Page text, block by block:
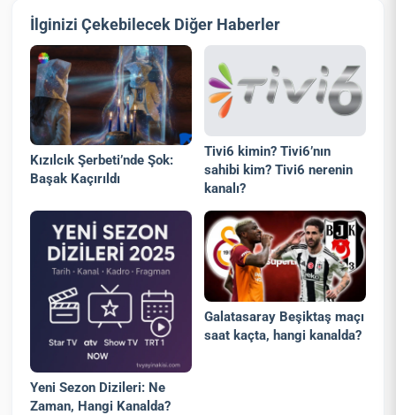
İlginizi Çekebilecek Diğer Haberler
Kızılcık Şerbeti’nde Şok:
Başak Kaçırıldı
Tivi6 kimin? Tivi6’nın
sahibi kim? Tivi6 nerenin
kanalı?
Yeni Sezon Dizileri: Ne
Zaman, Hangi Kanalda?
Galatasaray Beşiktaş maçı
saat kaçta, hangi kanalda?